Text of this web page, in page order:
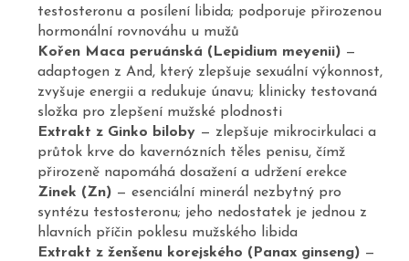
testosteronu a posílení libida; podporuje přirozenou
hormonální rovnováhu u mužů
Kořen Maca peruánská (Lepidium meyenii)—
adaptogen z And, který zlepšuje sexuální výkonnost,
zvyšuje energii a redukuje únavu; klinicky testovaná
složka pro zlepšení mužské plodnosti
Extrakt z Ginko biloby— zlepšuje mikrocirkulaci a
průtok krve do kavernózních těles penisu, čímž
přirozeně napomáhá dosažení a udržení erekce
Zinek (Zn)— esenciální minerál nezbytný pro
syntézu testosteronu; jeho nedostatek je jednou z
hlavních příčin poklesu mužského libida
Extrakt z ženšenu korejského (Panax ginseng)—